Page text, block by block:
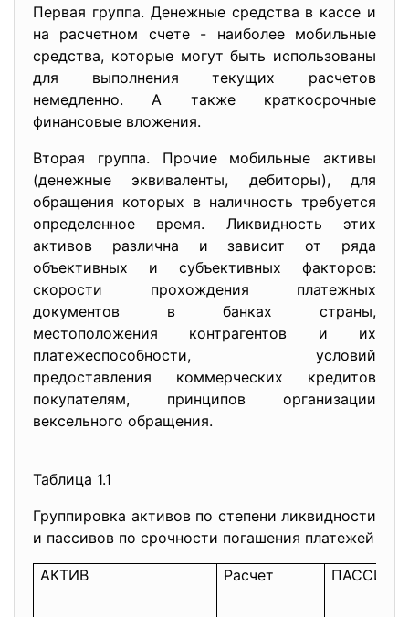
Первая группа. Денежные средства в кассе и
на расчетном счете - наиболее мобильные
средства, которые могут быть использованы
для выполнения текущих расчетов
немедленно. А также краткосрочные
финансовые вложения.
Вторая группа. Прочие мобильные активы
(денежные эквиваленты, дебиторы), для
обращения которых в наличность требуется
определенное время. Ликвидность этих
активов различна и зависит от ряда
объективных и субъективных факторов:
скорости прохождения платежных
документов в банках страны,
местоположения контрагентов и их
платежеспособности, условий
предоставления коммерческих кредитов
покупателям, принципов организации
вексельного обращения.
Таблица 1.1
Группировка активов по степени ликвидности
и пассивов по срочности погашения платежей
АКТИВ Расчет ПАССИВ